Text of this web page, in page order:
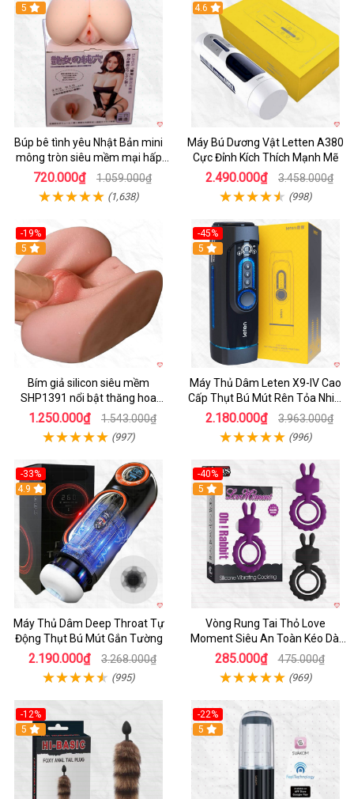
Hot
5
Búp bê tình yêu Nhật Bản mini
mông tròn siêu mềm mại hấp
dẫn
720.000₫ 1.059.000₫
(1,638)
Hot
4.6
Máy Bú Dương Vật Letten A380
Cực Đỉnh Kích Thích Mạnh Mẽ
2.490.000₫ 3.458.000₫
(998)
-19%
Hot
5
Bím giả silicon siêu mềm
SHP1391 nổi bật thăng hoa
hoàn hảo
1.250.000₫ 1.543.000₫
(997)
-45%
Hot
5
Máy Thủ Dâm Leten X9-IV Cao
Cấp Thụt Bú Mút Rên Tỏa Nhiệt
Sạc Pin
2.180.000₫ 3.963.000₫
(996)
-33%
Hot
4.9
Máy Thủ Dâm Deep Throat Tự
Động Thụt Bú Mút Gắn Tường
2.190.000₫ 3.268.000₫
(995)
-40%
5
Vòng Rung Tai Thỏ Love
Moment Siêu An Toàn Kéo Dài
Thời Gian
285.000₫ 475.000₫
(969)
-12%
Hot
5
-22%
5